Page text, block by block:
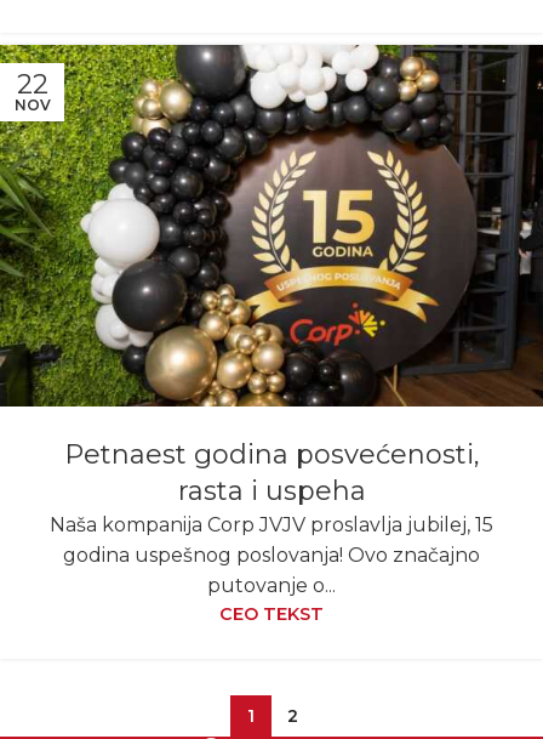
22
NOV
Petnaest godina posvećenosti,
rasta i uspeha
Naša kompanija Corp JVJV proslavlja jubilej, 15
godina uspešnog poslovanja! Ovo značajno
putovanje o...
CEO TEKST
1 2